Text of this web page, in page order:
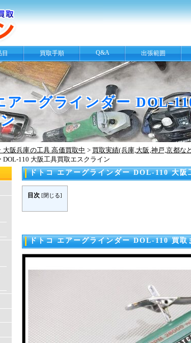
目 買取手順 Q&A 出張範囲
アーグラインダー DOL-
阪兵庫の工具 高価買取中 > 買取実績(兵庫,大阪,神戸,京都
DOL-110 大阪工具買取エスクライン
ドトコ エアーグラインダー DOL-110 大阪
目次 [閉じる]
ドトコ エアーグラインダー DOL-110 買取